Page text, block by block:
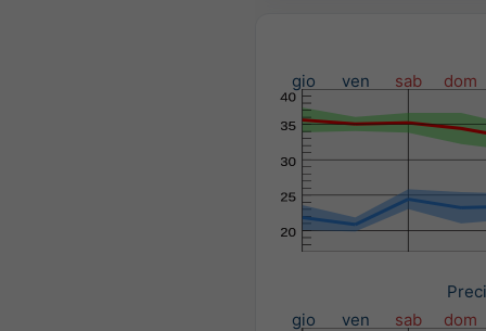
gio ven sab dom
gio
ven sab dom